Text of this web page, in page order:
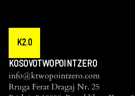
K2.0
KOSOVOTWOPOINTZERO
info@ktwopointzero.com
Rruga Ferat Dragaj Nr. 25